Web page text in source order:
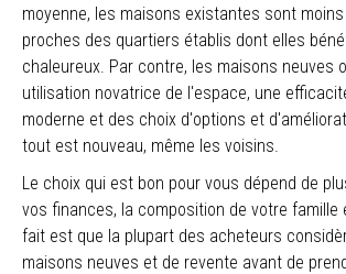
moyenne, les maisons existantes sont
proches des quartiers établis dont elles
chaleureux. Par contre, les maisons neuves
utilisation novatrice de l'espace, une
moderne et des choix d'options et
tout est nouveau, même les voisins.
Le choix qui est bon pour vous dépend de
vos finances, la composition de votre famille
fait est que la plupart des acheteurs
maisons neuves et de revente avant de